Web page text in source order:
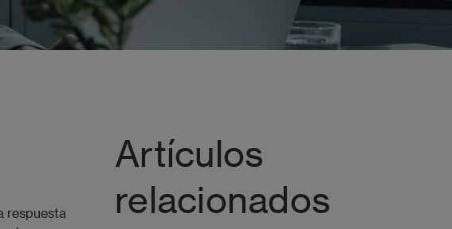
respuesta
Artículos
relacionados